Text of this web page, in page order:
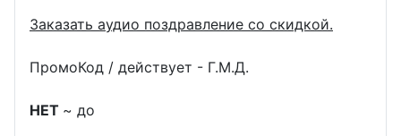
Заказать аудио поздравление со скидкой.
ПромоКод / действует - Г.М.Д.
НЕТ ~ до